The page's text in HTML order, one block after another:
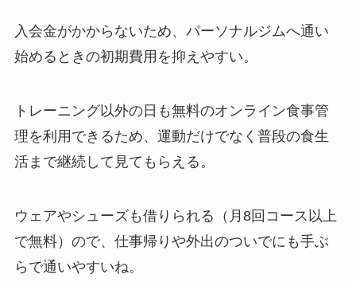
入会金がかからないため、パーソナルジムへ通い
始めるときの初期費用を抑えやすい。
トレーニング以外の日も無料のオンライン食事管
理を利用できるため、運動だけでなく普段の食生
活まで継続して見てもらえる。
ウェアやシューズも借りられる（月8回コース以上
で無料）ので、仕事帰りや外出のついでにも手ぶ
らで通いやすいね。